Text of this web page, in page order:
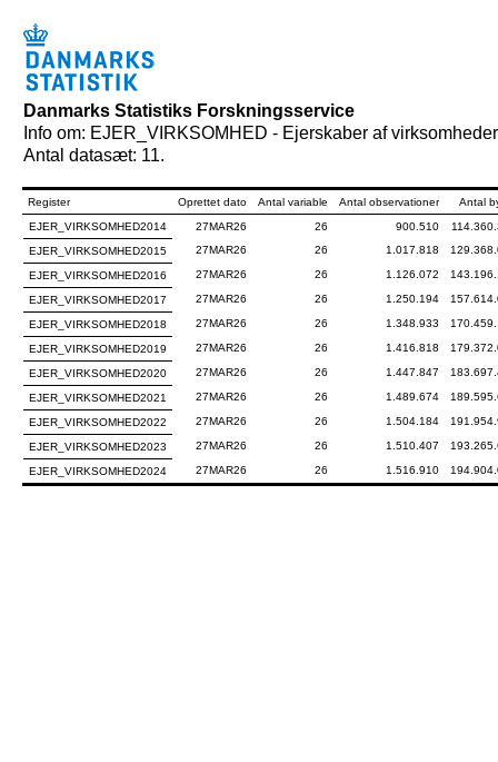
Danmarks Statistiks Forskningsservice
Info om: EJER_VIRKSOMHED - Ejerskaber af virksomheder
Antal datasæt: 11.
Register Oprettet dato Antal variable Antal observationer
Antal
EJER_VIRKSOMHED2014
27MAR26 26 900.510
EJER_VIRKSOMHED2015
27MAR26 26 1.017.818
EJER_VIRKSOMHED2016 27MAR26 26 1.126.072
EJER_VIRKSOMHED2017 27MAR26 26 1.250.194
EJER_VIRKSOMHED2018 27MAR26 26 1.348.933
EJER_VIRKSOMHED2019 27MAR26 26 1.416.818
EJER_VIRKSOMHED2020 27MAR26 26 1.447.847
EJER_VIRKSOMHED2021 27MAR26 26 1.489.674
EJER_VIRKSOMHED2022 27MAR26 26 1.504.184
EJER_VIRKSOMHED2023 27MAR26 26 1.510.407
EJER_VIRKSOMHED2024 27MAR26 26 1.516.910